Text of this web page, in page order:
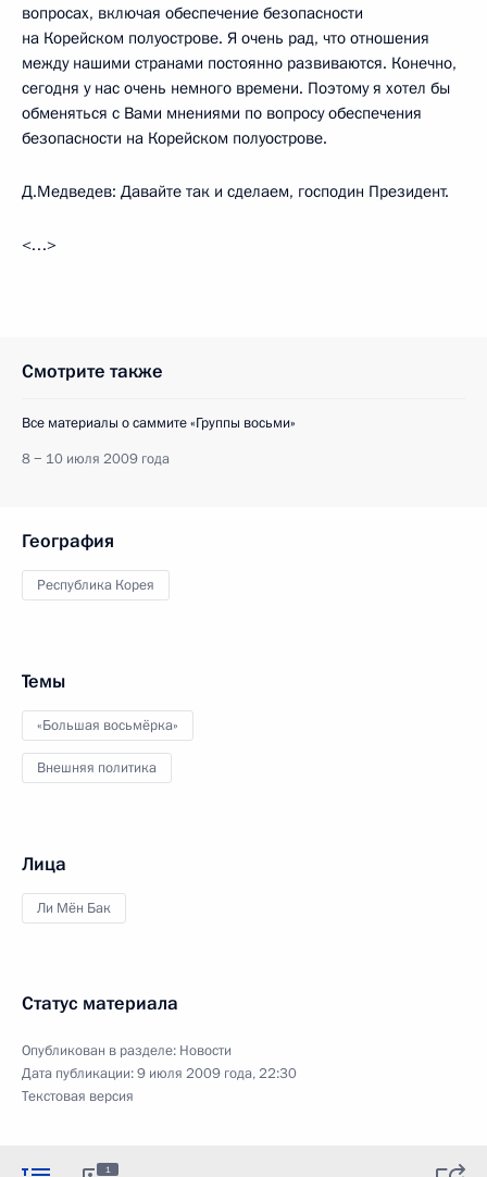
вопросах, включая обеспечение безопасности
на Корейском полуострове. Я очень рад, что отношения
между нашими странами постоянно развиваются. Конечно,
сегодня у нас очень немного времени. Поэтому я хотел бы
обменяться с Вами мнениями по вопросу обеспечения
безопасности на Корейском полуострове.
Д.Медведев: Давайте так и сделаем, господин Президент.
<…>
Смотрите также
Все материалы о саммите «Группы восьми»
8 − 10 июля 2009 года
География
Республика Корея
Темы
«Большая восьмёрка»
Внешняя политика
Лица
Ли Мён Бак
Статус материала
Опубликован в разделе: Новости
Дата публикации:9 июля 2009 года, 22:30
Текстовая версия
1